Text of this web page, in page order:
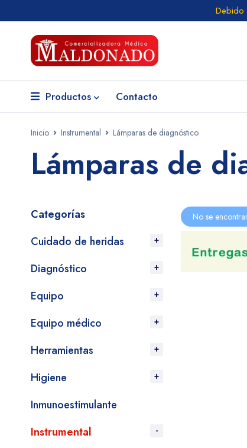
Debido
Productos Contacto
Inicio Instrumental Lámparas de diagnóstico
Lámparas de
Categorías
Cuidado de heridas
Diagnóstico
Equipo
Equipo médico
Herramientas
Higiene
Inmunoestimulante
Instrumental
No se